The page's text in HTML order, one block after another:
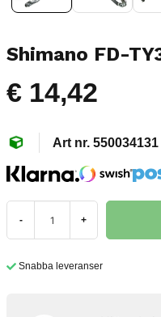
Shimano FD-
€ 14,42
550034131
- +
Snabba leveranser